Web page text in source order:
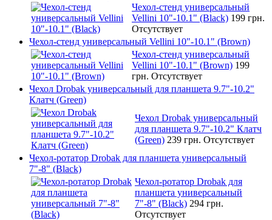
Чехол-стенд универсальный
Vellini 10"-10.1" (Black) 199 грн.
Отсутствует
Чехол-стенд универсальный Vellini 10"-10.1" (Brown)
Чехол-стенд универсальный
Vellini 10"-10.1" (Brown) 199
грн. Отсутствует
Чехол Drobak универсальный для планшета 9.7"-10.2"
Клатч (Green)
Чехол Drobak универсальный
для планшета 9.7"-10.2" Клатч
(Green) 239 грн. Отсутствует
Чехол-ротатор Drobak для планшета универсальный
7"-8" (Black)
Чехол-ротатор Drobak для
планшета универсальный
7"-8" (Black) 294 грн.
Отсутствует